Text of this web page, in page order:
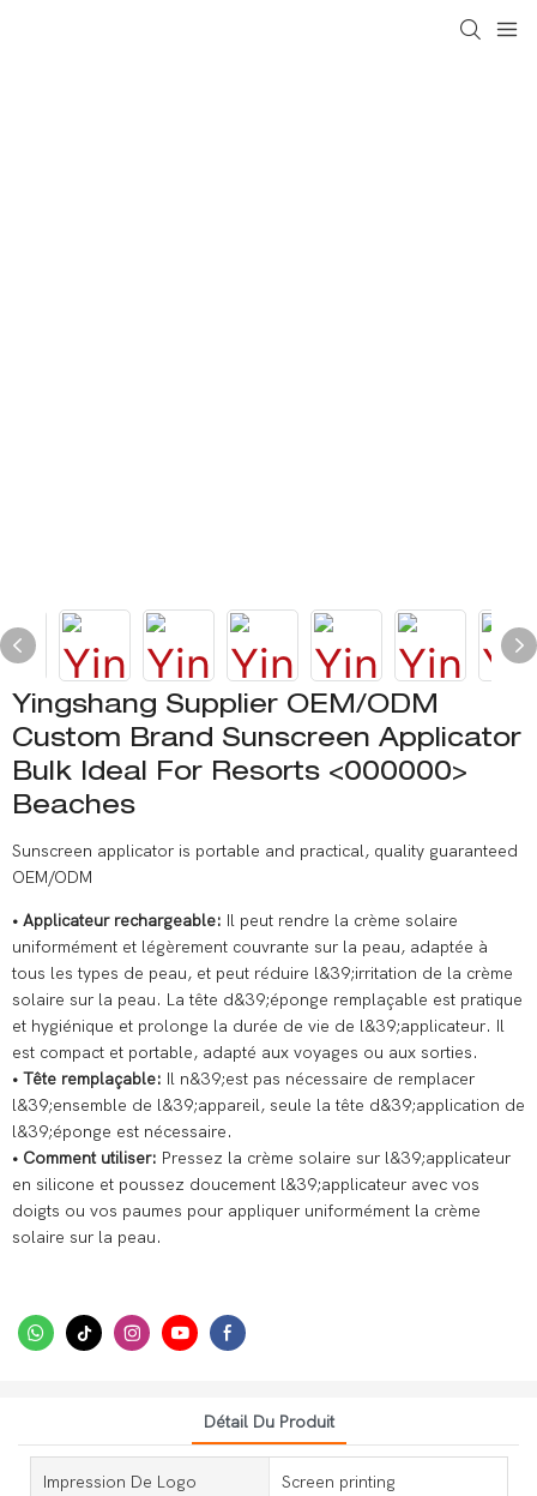
Yingshang Supplier OEM/ODM
Custom Brand Sunscreen Applicator
Bulk Ideal For Resorts <000000>
Beaches
Sunscreen applicator is portable and practical, quality guaranteed
OEM/ODM
• Applicateur rechargeable: Il peut rendre la crème solaire
uniformément et légèrement couvrante sur la peau, adaptée à
tous les types de peau, et peut réduire l&39;irritation de la crème
solaire sur la peau. La tête d&39;éponge remplaçable est pratique
et hygiénique et prolonge la durée de vie de l&39;applicateur. Il
est compact et portable, adapté aux voyages ou aux sorties.
• Tête remplaçable: Il n&39;est pas nécessaire de remplacer
l&39;ensemble de l&39;appareil, seule la tête d&39;application de
l&39;éponge est nécessaire.
• Comment utiliser: Pressez la crème solaire sur l&39;applicateur
en silicone et poussez doucement l&39;applicateur avec vos
doigts ou vos paumes pour appliquer uniformément la crème
solaire sur la peau.
Détail Du Produit
Impression De Logo Screen printing